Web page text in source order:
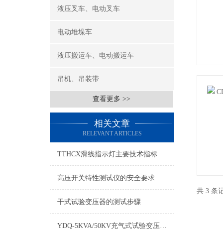
液压叉车、电动叉车
电动堆垛车
液压搬运车、电动搬运车
吊机、吊装带
查看更多 >>
相关文章
RELEVANT ARTICLES
TTHCX滑线指示灯主要技术指标
高压开关特性测试仪的安全要求
干式试验变压器的测试步骤
YDQ-5KVA/50KV充气式试验变压器产品简介
共 3 条